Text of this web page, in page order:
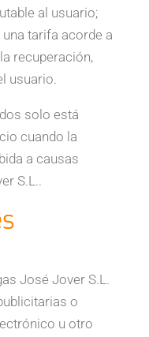
al usuario;
tarifa acorde a
recuperación,
usuario.
solo está
cuando la
a causas
S.L..
José Jover S.L.
o
u otro